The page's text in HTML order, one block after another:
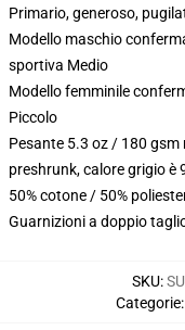
Primario, generoso,
Modello maschio
sportiva Medio
Modello femminile
Piccolo
Pesante 5.3 oz / 180
preshrunk, calore grigio è
50% cotone / 50%
Guarnizioni a doppio
SKU:
Categorie: